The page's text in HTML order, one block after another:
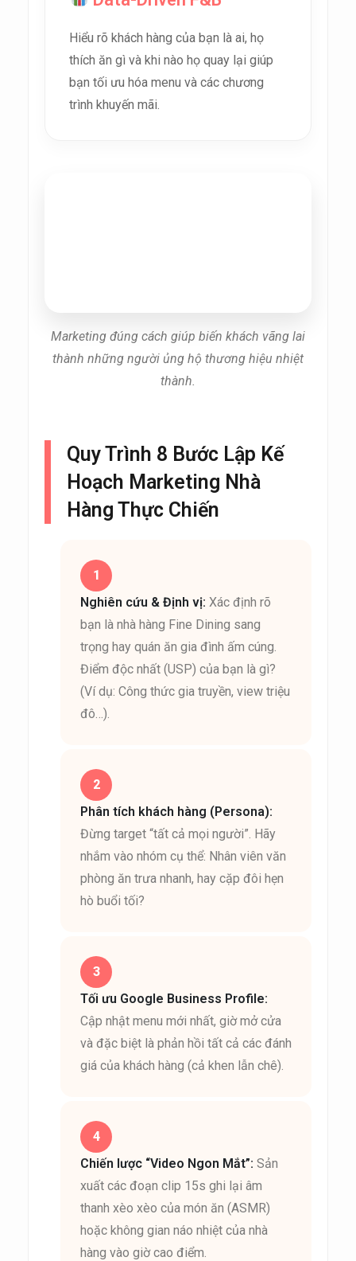
Hiểu rõ khách hàng của bạn là ai, họ
thích ăn gì và khi nào họ quay lại giúp
bạn tối ưu hóa menu và các chương
trình khuyến mãi.
Marketing đúng cách giúp biến khách vãng lai
thành những người ủng hộ thương hiệu nhiệt
thành.
Quy Trình 8 Bước Lập Kế
Hoạch Marketing Nhà
Hàng Thực Chiến
Nghiên cứu & Định vị: Xác định rõ
bạn là nhà hàng Fine Dining sang
trọng hay quán ăn gia đình ấm cúng.
Điểm độc nhất (USP) của bạn là gì?
(Ví dụ: Công thức gia truyền, view triệu
đô…).
Phân tích khách hàng (Persona):
Đừng target “tất cả mọi người”. Hãy
nhắm vào nhóm cụ thể: Nhân viên văn
phòng ăn trưa nhanh, hay cặp đôi hẹn
hò buổi tối?
Tối ưu Google Business Profile:
Cập nhật menu mới nhất, giờ mở cửa
và đặc biệt là phản hồi tất cả các đánh
giá của khách hàng (cả khen lẫn chê).
Chiến lược “Video Ngon Mắt”: Sản
xuất các đoạn clip 15s ghi lại âm
thanh xèo xèo của món ăn (ASMR)
hoặc không gian náo nhiệt của nhà
hàng vào giờ cao điểm.